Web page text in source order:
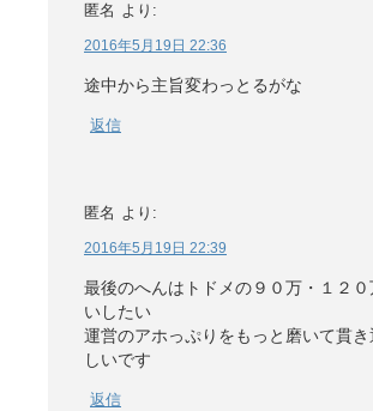
匿名 より:
2016年5月19日 22:36
途中から主旨変わっとるがな
返信
匿名 より:
2016年5月19日 22:39
最後のへんはトドメの９０万・１２
いしたい
運営のアホっぷりをもっと磨いて貫き
しいです
返信